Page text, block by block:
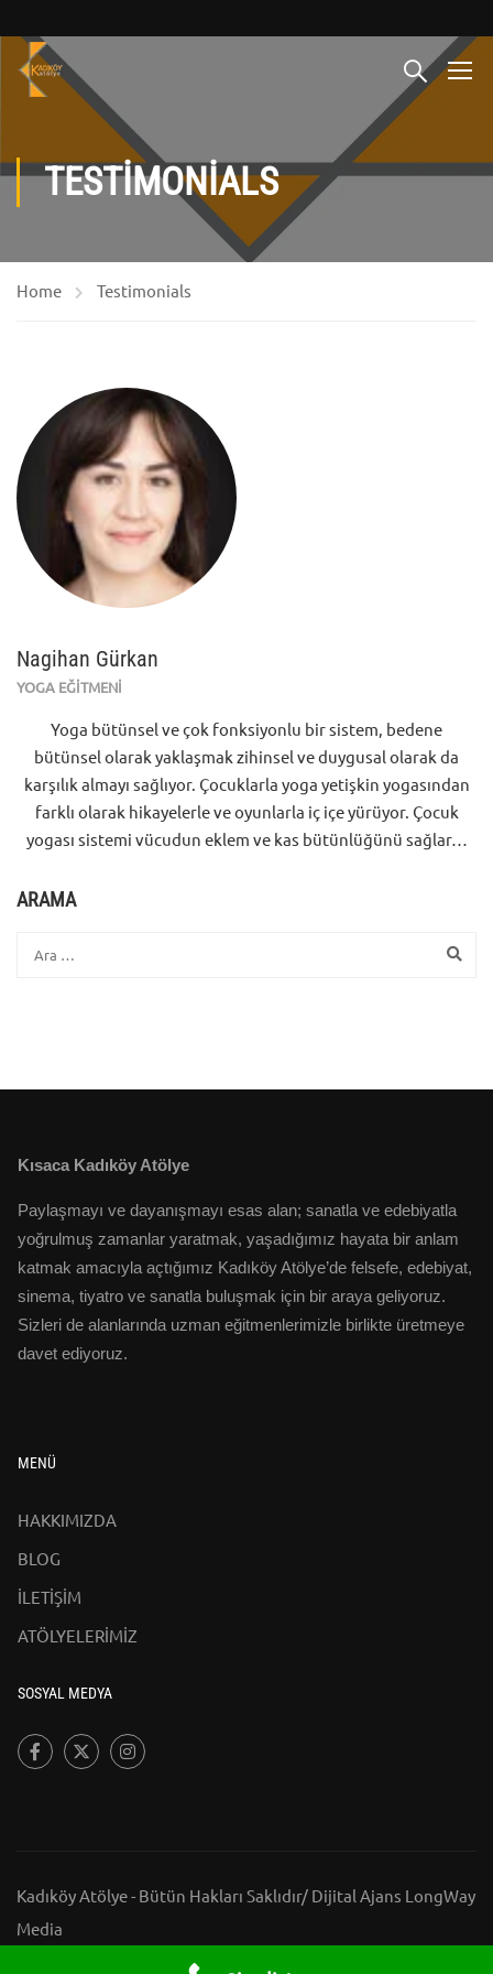
TESTIMONIALS
Home Testimonials
Nagihan Gürkan
YOGA EĞİTMENİ
Yoga bütünsel ve çok fonksiyonlu bir sistem, bedene
bütünsel olarak yaklaşmak zihinsel ve duygusal olarak da
karşılık almayı sağlıyor. Çocuklarla yoga yetişkin yogasından
farklı olarak hikayelerle ve oyunlarla iç içe yürüyor. Çocuk
yogası sistemi vücudun eklem ve kas bütünlüğünü sağlar…
ARAMA
Kısaca Kadıköy Atölye
Paylaşmayı ve dayanışmayı esas alan; sanatla ve edebiyatla
yoğrulmuş zamanlar yaratmak, yaşadığımız hayata bir anlam
katmak amacıyla açtığımız Kadıköy Atölye’de felsefe, edebiyat,
sinema, tiyatro ve sanatla buluşmak için bir araya geliyoruz.
Sizleri de alanlarında uzman eğitmenlerimizle birlikte üretmeye
davet ediyoruz.
MENÜ
HAKKIMIZDA
BLOG
İLETİŞİM
ATÖLYELERİMİZ
SOSYAL MEDYA
Kadıköy Atölye - Bütün Hakları Saklıdır/ Dijital Ajans LongWay
Media
İLETİŞİM